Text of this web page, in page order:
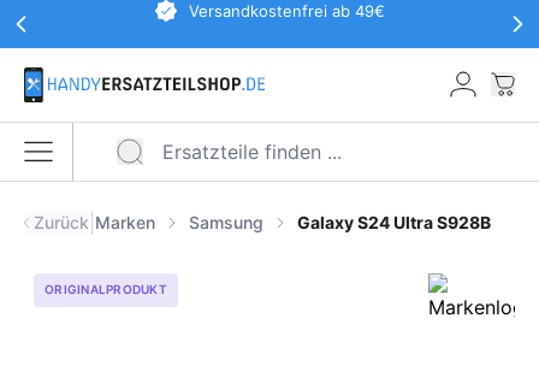
Zum Hauptinhalt springen
Werbeaktionen KopfzeileVersandkostenfrei ab 49€
Menü öffnen
Zurück Marken Samsung Galaxy S24 Ultra S928B
ORIGINALPRODUKT